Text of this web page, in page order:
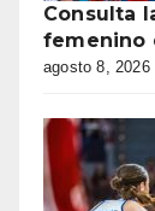
Consulta
femenino
agosto 8, 2026